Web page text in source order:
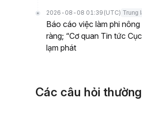
2026-08-08 01:39 (UTC) Trung
Báo cáo việc làm phi
ràng; “Cơ quan Tin tức
lạm phát
Các câu hỏi